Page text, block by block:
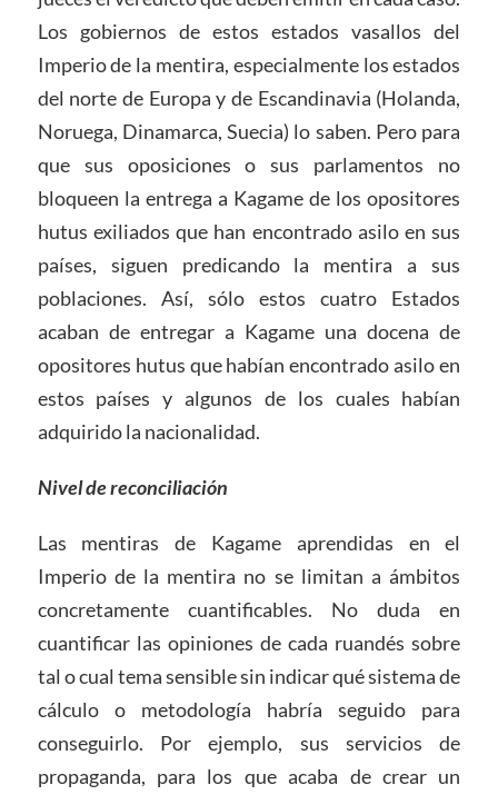
Los gobiernos de estos estados vasallos del
Imperio de la mentira, especialmente los estados
del norte de Europa y de Escandinavia (Holanda,
Noruega, Dinamarca, Suecia) lo saben. Pero para
que sus oposiciones o sus parlamentos no
bloqueen la entrega a Kagame de los opositores
hutus exiliados que han encontrado asilo en sus
países, siguen predicando la mentira a sus
poblaciones. Así, sólo estos cuatro Estados
acaban de entregar a Kagame una docena de
opositores hutus que habían encontrado asilo en
estos países y algunos de los cuales habían
adquirido la nacionalidad.
Nivel de reconciliación
Las mentiras de Kagame aprendidas en el
Imperio de la mentira no se limitan a ámbitos
concretamente cuantificables. No duda en
cuantificar las opiniones de cada ruandés sobre
tal o cual tema sensible sin indicar qué sistema de
cálculo o metodología habría seguido para
conseguirlo. Por ejemplo, sus servicios de
propaganda, para los que acaba de crear un